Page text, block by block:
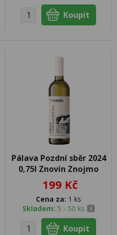
Pálava Pozdní sběr 2024
0,75l Znovín Znojmo
199 Kč
Cena za: 1 ks
Skladem: 5 - 50 ks